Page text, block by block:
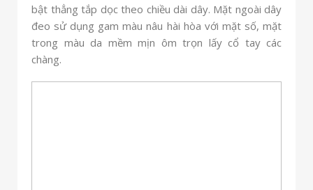
bật thẳng tắp dọc theo chiều dài dây. Mặt ngoài dây
đeo sử dụng gam màu nâu hài hòa với mặt số, mặt
trong màu da mềm mịn ôm trọn lấy cổ tay các
chàng.